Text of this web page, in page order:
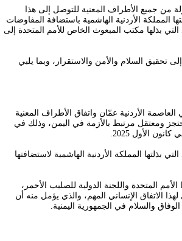
من جميع الأطراف المعنية للتوصل إلى هذا
المملكة الأردنية الهاشمية باستضافة المفاوضات
بذلها مكتب المبعوث الخاص للأمم المتحدة إلى
تحقيق السلام والأمن والاستقرار، وبما يلبي
الأردنية عمّان واتفاق الأطراف المعنية
النهائية للإفراج عن أكثر من 1600 محتجز ومعتقل مرتبط بالأزمة في اليمن، وذلك في
الأول 2025.
بذلتها المملكة الأردنية الهاشمية لاستضافتها
المتحدة واللجنة الدولية للصليب الأحمر،
الاتفاق الإنساني المهم، والذي يؤمل منه أن
والسلام في الجمهورية اليمنية.